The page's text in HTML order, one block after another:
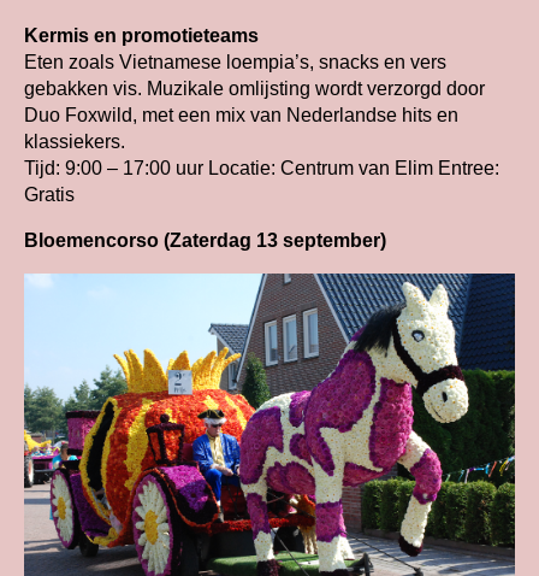
Kermis en promotieteams
Eten zoals Vietnamese loempia’s, snacks en vers
gebakken vis. Muzikale omlijsting wordt verzorgd door
Duo Foxwild, met een mix van Nederlandse hits en
klassiekers.
Tijd: 9:00 – 17:00 uur Locatie: Centrum van Elim Entree:
Gratis
Bloemencorso (Zaterdag 13 september)